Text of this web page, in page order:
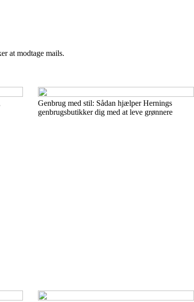
at modtage mails.
Genbrug med stil: Sådan hjælper Hernings
genbrugsbutikker dig med at leve grønnere